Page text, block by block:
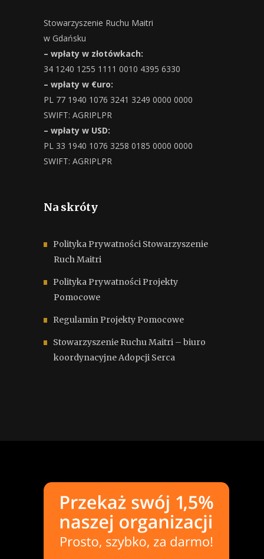
Stowarzyszenie Ruchu Maitri
w Gdańsku
– wpłaty w złotówkach:
34 1240 1255 1111 0010 4395 6330
– wpłaty w €uro:
PL 77 1940 1076 3241 3249 0000 0000
SWIFT: AGRIPLPR
– wpłaty w USD:
PL 33 1940 1076 3258 0185 0000 0000
SWIFT: AGRIPLPR
Na skróty
Polityka Prywatności Stowarzyszenie
Ruch Maitri
Polityka Prywatności Projekty
Pomocowe
Regulamin Projekty Pomocowe
Stowarzyszenie Ruchu Maitri – biuro
koordynacyjne Adopcji Serca